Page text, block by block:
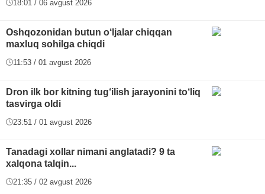
18:01 / 06 avgust 2026
Oshqozonidan butun o‘ljalar chiqqan
maxluq sohilga chiqdi
11:53 / 01 avgust 2026
Dron ilk bor kitning tug‘ilish jarayonini to‘liq
tasvirga oldi
23:51 / 01 avgust 2026
Tanadagi xollar nimani anglatadi? 9 ta
xalqona talqin...
21:35 / 02 avgust 2026